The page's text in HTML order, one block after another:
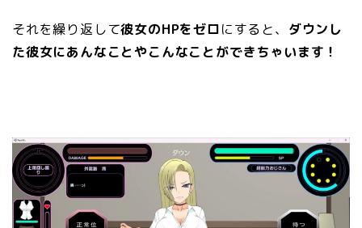
それを繰り返して彼女のHPをゼロにすると、 ダウンし
た彼女にあんなことやこんなことができちゃいます！